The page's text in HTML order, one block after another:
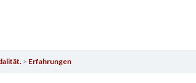
Erfahrungen